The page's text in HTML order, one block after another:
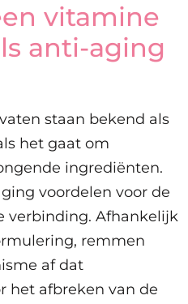
vitamine
anti-aging
staan bekend als
het gaat om
ingrediënten.
voordelen voor de
verbinding. Afhankelijk
remmen
af dat
het afbreken van de